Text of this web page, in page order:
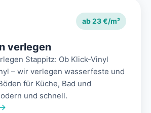
ab 23 €/m²
verlegen
Stappitz: Ob Klick-Vinyl
– wir verlegen wasserfeste und
für Küche, Bad und
und schnell.